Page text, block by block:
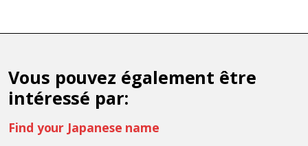
Vous pouvez également être
intéressé par:
Find your Japanese name